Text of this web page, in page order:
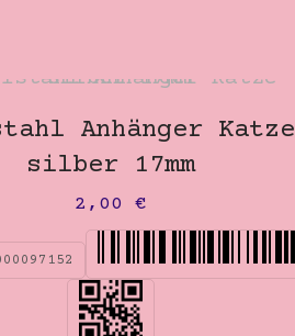
Anhänger Katze
silber 17mm
2,00€